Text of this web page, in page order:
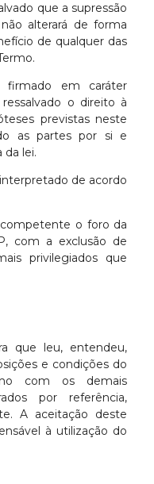
que a supressão
alterará de forma
de qualquer das
em caráter
o direito à
previstas neste
as partes por si e
da lei.
de acordo
o foro da
com a exclusão de
privilegiados que
que leu, entendeu,
e condições do
com os demais
por referência,
A aceitação deste
à utilização do